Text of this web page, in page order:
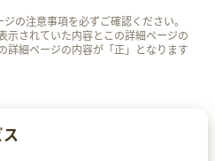
の注意事項を必ずご確認ください。
示されていた内容とこの詳細ページの
詳細ページの内容が「正」となります